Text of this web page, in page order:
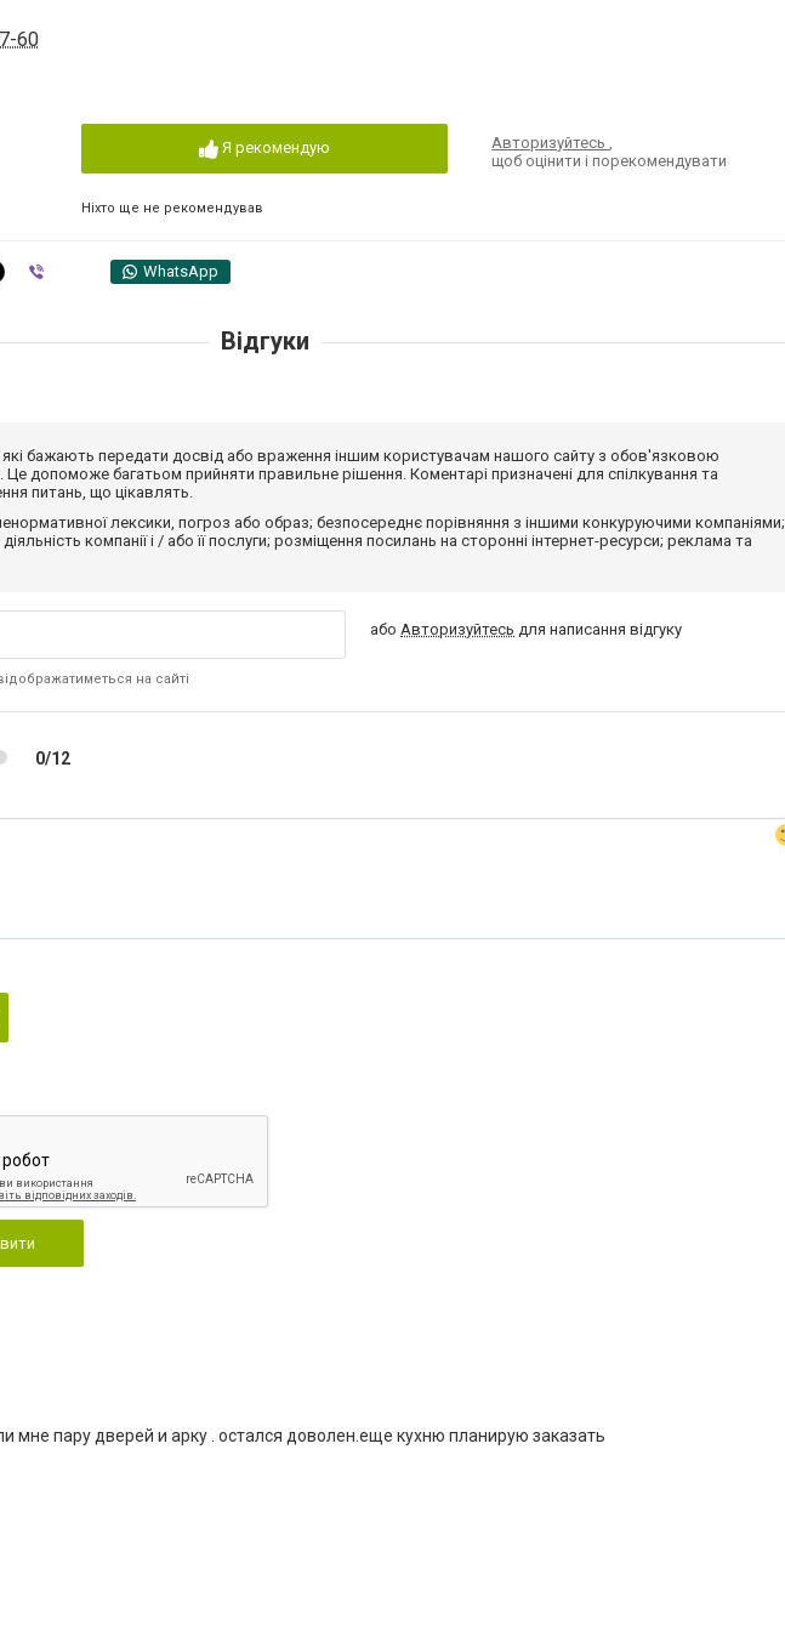
60
Я рекомендую
Ніхто ще не рекомендував
Авторизуйтесь,
щоб оцінити і порекомендувати
WhatsApp
Відгуки
які бажають передати досвід або враження іншим користувачам нашого сайту з обов'язковою
Це допоможе багатьом прийняти правильне рішення. Коментарі призначені для спілкування та
питань, що цікавлять.
лексики, погроз або образ; безпосереднє порівняння з іншими конкуруючими компаніями;
компанії і / або її послуги; розміщення посилань на сторонні інтернет-ресурси; реклама та
на сайті
абоАвторизуйтесь для написання відгуку
0/12
мне пару дверей и арку . остался доволен.еще кухню планирую заказать